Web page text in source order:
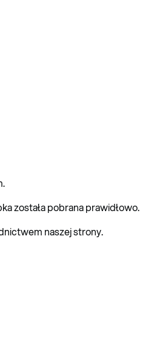
została pobrana prawidłowo.
naszej strony.